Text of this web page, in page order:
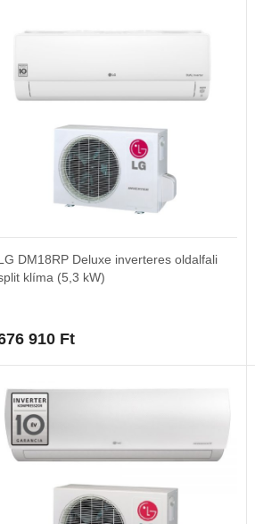
DM18RP Deluxe inverteres oldalfali
klíma (5,3 kW)
910 Ft